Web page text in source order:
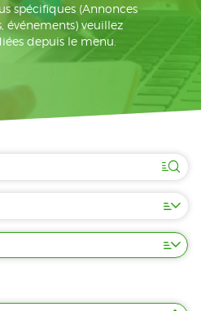
spécifiques (Annonces
événements) veuillez
depuis le menu.